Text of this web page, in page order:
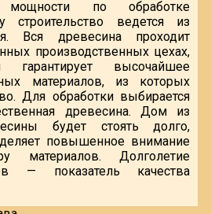
мощности по обработке
строительство ведется из
Вся древесина проходит
производственных цехах,
гарантирует высочайшее
материалов, из которых
Для обработки выбирается
древесина. Дом из
будет стоять долго,
повышенное внимание
материалов. Долголетие
— показатель качества